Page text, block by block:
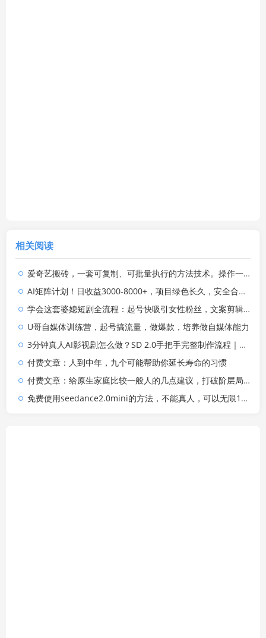
相关阅读
爱奇艺搬砖，一套可复制、可批量执行的方法技术。操作一个月，整年不用愁!
AI矩阵计划！日收益3000-8000+，项目绿色长久，安全合规靠谱，可批量放大。扶持工作室和分公司
学会这套婆媳短剧全流程：起号快吸引女性粉丝，文案剪辑视频制作一站式搞定，多种变现方式都可做
U哥自媒体训练营，起号搞流量，做爆款，培养做自媒体能力
3分钟真人AI影视剧怎么做？SD 2.0手把手完整制作流程｜Higgsfield 14天SD 2.0/2.5无限生成
付费文章：人到中年，九个可能帮助你延长寿命的习惯
付费文章：给原生家庭比较一般人的几点建议，打破阶层局限，实现个人与家族代际向上跃升
免费使用seedance2.0mini的方法，不能真人，可以无限10秒视频，9图+3音频参考